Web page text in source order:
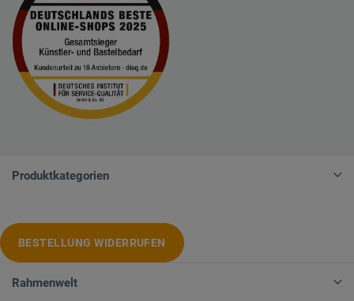
Produktkategorien
BESTELLUNG WIDERRUFEN
Rahmenwelt